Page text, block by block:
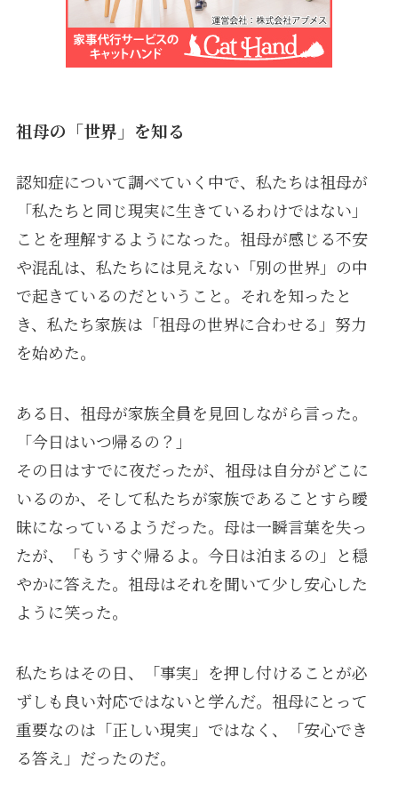
祖母の「世界」を知る
認知症について調べていく中で、私たちは祖母が
「私たちと同じ現実に生きているわけではない」
ことを理解するようになった。祖母が感じる不安
や混乱は、私たちには見えない「別の世界」の中
で起きているのだということ。それを知ったと
き、私たち家族は「祖母の世界に合わせる」努力
を始めた。
ある日、祖母が家族全員を見回しながら言った。
「今日はいつ帰るの？」
その日はすでに夜だったが、祖母は自分がどこに
いるのか、そして私たちが家族であることすら曖
昧になっているようだった。母は一瞬言葉を失っ
たが、「もうすぐ帰るよ。今日は泊まるの」と穏
やかに答えた。祖母はそれを聞いて少し安心した
ように笑った。
私たちはその日、「事実」を押し付けることが必
ずしも良い対応ではないと学んだ。祖母にとって
重要なのは「正しい現実」ではなく、「安心でき
る答え」だったのだ。